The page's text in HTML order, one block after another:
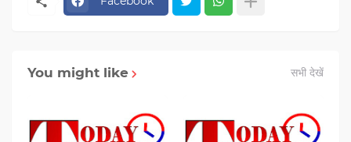
You might like सभी देखें